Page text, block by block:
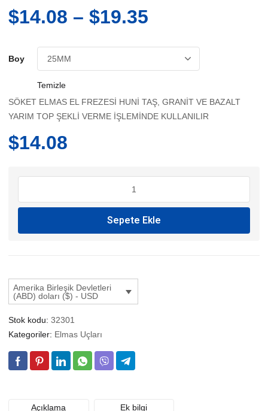
$14.08 – $19.35
$14.08
-
$19.35
Boy
Temizle
SÖKET ELMAS EL FREZESİ HUNİ TAŞ, GRANİT VE BAZALT
YARIM TOP ŞEKLİ VERME İŞLEMİNDE KULLANILIR
$14.08
UCU
adet
Sepete Ekle
Amerika Birleşik Devletleri
(ABD) doları ($) - USD
Stok kodu: 32301
Kategoriler: Elmas Uçları
Açıklama Ek bilgi